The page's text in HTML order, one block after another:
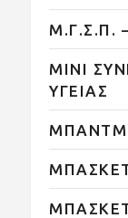
Μ.Γ.Σ.Π.
ΜΙΝΙ
ΥΓΕΙΑΣ